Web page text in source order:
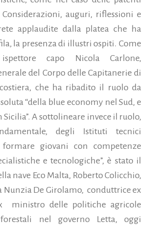
auguri, riflessioni e
applaudite dalla platea che ha
la presenza di illustri ospiti. Come
capo Nicola Carlone,
del Corpo delle Capitanerie di
che ha ribadito il ruolo da
“della blue economy nel Sud, e
A sottolineare invece il ruolo,
degli Istituti tecnici
giovani con competenze
e tecnologiche”, è stato il
nave Eco Malta, Roberto Colicchio,
Nunzia De Girolamo, conduttrice ex
ministro delle politiche agricole
nel governo Letta, oggi